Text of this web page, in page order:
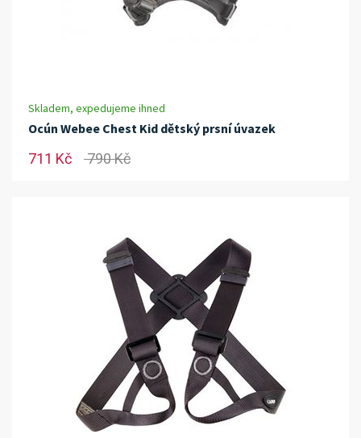
Skladem, expedujeme ihned
Ocún Webee Chest Kid dětský prsní úvazek
711 Kč 790 Kč